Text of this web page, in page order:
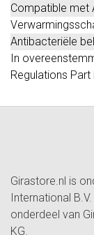
Compatible met
Antibacteriële
In
Regulations Part
Girastore.nl is
International
onderdeel van
KG.